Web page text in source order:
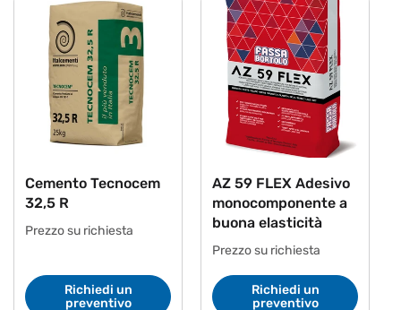
Cemento Tecnocem
32,5 R
Prezzo su richiesta
Richiedi un
preventivo
AZ 59 FLEX Adesivo
monocomponente a
buona elasticità
Prezzo su richiesta
Richiedi un
preventivo